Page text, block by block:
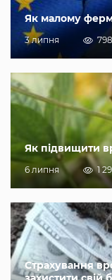
Як малому
3 липня 798
Як підвищити
6 липня 1
Страхування